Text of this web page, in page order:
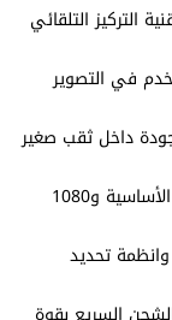
تدعم تقنية التركيز التلقائي
2 ميجابكسل تستخدم في التصوير
16 ميجابكسل موجودة داخل ثقب صغير
يمكن للهاتف تسجيل الفيديو 4K من الكاميرا الأساسية و1080
يدعم شبكات واي فاي 7، تقنية البلوتوث 5.4 وانظمة تحديد